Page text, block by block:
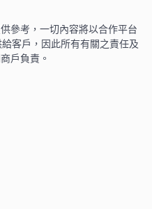
參考，一切內容將以合作平台
客戶，因此所有有關之責任及
戶負責。